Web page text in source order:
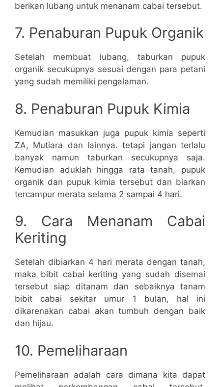
berikan lubang untuk menanam cabai tersebut.
7. Penaburan Pupuk Organik
Setelah membuat lubang, taburkan pupuk
organik secukupnya sesuai dengan para petani
yang sudah memiliki pengalaman.
8. Penaburan Pupuk Kimia
Kemudian masukkan juga pupuk kimia seperti
ZA, Mutiara dan lainnya. tetapi jangan terlalu
banyak namun taburkan secukupnya saja.
Kemudian aduklah hingga rata tanah, pupuk
organik dan pupuk kimia tersebut dan biarkan
tercampur merata selama 2 sampai 4 hari.
9. Cara Menanam Cabai
Keriting
Setelah dibiarkan 4 hari merata dengan tanah,
maka bibit cabai keriting yang sudah disemai
tersebut siap ditanam dan sebaiknya tanam
bibit cabai sekitar umur 1 bulan, hal ini
dikarenakan cabai akan tumbuh dengan baik
dan hijau.
10. Pemeliharaan
Pemeliharaan adalah cara dimana kita dapat